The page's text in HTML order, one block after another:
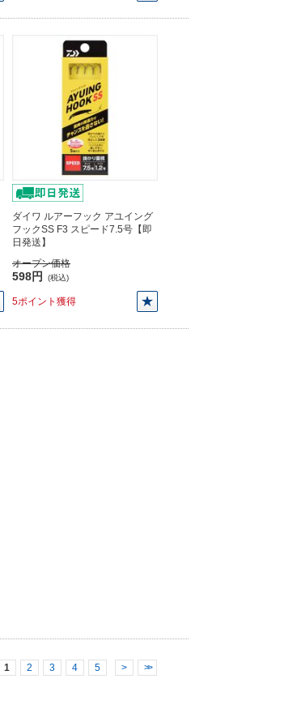
ダイワ ルアーフック アユイング
フックSS F3 スピード7.5号【即
日発送】
オープン価格
598円 (税込)
5ポイント獲得
1 2 3 4 5 > >>